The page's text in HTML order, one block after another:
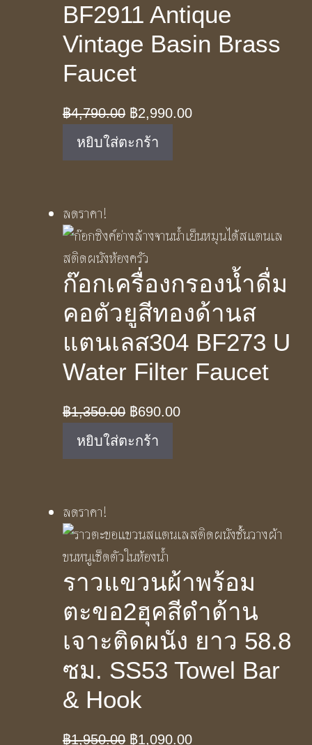
BF2911 Antique
Vintage Basin Brass
Faucet
฿4,790.00 Original
price
was:
฿2,990.00Current
หยิบใส่ตะกร้า
ลดราคา!
ก๊อกเครื่องกรองน้ำดื่ม
คอตัวยูสีทองด้านส
แตนเลส304 BF273 U
Water Filter Faucet
฿1,350.00 Original
price
was:
฿690.00Current
หยิบใส่ตะกร้า
ลดราคา!
ราวแขวนผ้าพร้อม
ตะขอ2ฮุคสีดำด้าน
เจาะติดผนัง ยาว 58.8
ซม. SS53 Towel Bar
& Hook
฿1,950.00 Original
฿1,090.00Current